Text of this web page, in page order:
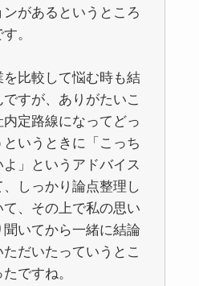
ンがあるというところ
。
を比較して悩む時も結
すが、ありがたいこ
内定路線になってどっ
というときに「こっち
」というアドバイス
、しっかり論点整理し
て、その上で私の思い
聞いてから一緒に結論
ただいたっていうとこ
ですね。